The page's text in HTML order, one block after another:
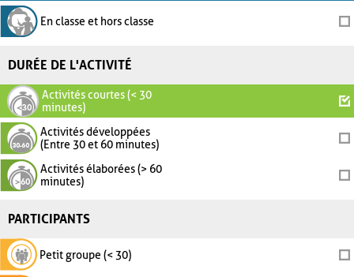
En classe et hors classe
DURÉE DE L'ACTIVITÉ
Activités courtes (< 30
minutes)
Activités développées
(Entre 30 et 60 minutes)
Activités élaborées (> 60
minutes)
PARTICIPANTS
Petit groupe (< 30)